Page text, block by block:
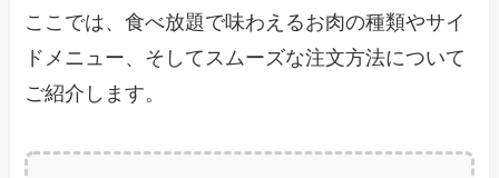
ここでは、食べ放題で味わえるお肉の種類やサイ
ドメニュー、そしてスムーズな注文方法について
ご紹介します。